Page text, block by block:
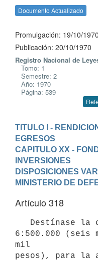
Documento Actualizado
Promulgación: 19/10/1970
Publicación: 20/10/1970
Registro Nacional de
Tomo: 1
Semestre: 2
Año: 1970
Página: 539
TITULO I -
EGRESOS
CAPITULO XX -
INVERSIONES
DISPOSICIONES
MINISTERIO DE
Artículo 318
6:500.000 (seis
mil
pesos), para la